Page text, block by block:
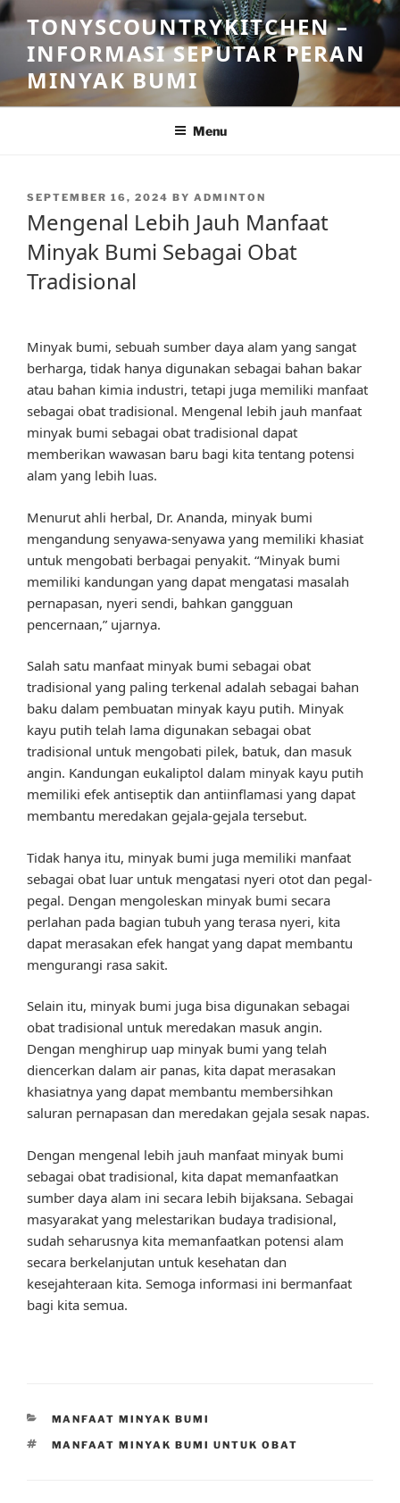
Skip
to
content
TONYSCOUNTRYKITCHEN –
INFORMASI SEPUTAR PERAN
MINYAK BUMI
Menu
POSTED
SEPTEMBER 16, 2024 BY ADMINTON
Mengenal Lebih Jauh Manfaat
Minyak Bumi Sebagai Obat
Tradisional
Minyak bumi, sebuah sumber daya alam yang sangat
berharga, tidak hanya digunakan sebagai bahan bakar
atau bahan kimia industri, tetapi juga memiliki manfaat
sebagai obat tradisional. Mengenal lebih jauh manfaat
minyak bumi sebagai obat tradisional dapat
memberikan wawasan baru bagi kita tentang potensi
alam yang lebih luas.
Menurut ahli herbal, Dr. Ananda, minyak bumi
mengandung senyawa-senyawa yang memiliki khasiat
untuk mengobati berbagai penyakit. “Minyak bumi
memiliki kandungan yang dapat mengatasi masalah
pernapasan, nyeri sendi, bahkan gangguan
pencernaan,” ujarnya.
Salah satu manfaat minyak bumi sebagai obat
tradisional yang paling terkenal adalah sebagai bahan
baku dalam pembuatan minyak kayu putih. Minyak
kayu putih telah lama digunakan sebagai obat
tradisional untuk mengobati pilek, batuk, dan masuk
angin. Kandungan eukaliptol dalam minyak kayu putih
memiliki efek antiseptik dan antiinflamasi yang dapat
membantu meredakan gejala-gejala tersebut.
Tidak hanya itu, minyak bumi juga memiliki manfaat
sebagai obat luar untuk mengatasi nyeri otot dan pegal-
pegal. Dengan mengoleskan minyak bumi secara
perlahan pada bagian tubuh yang terasa nyeri, kita
dapat merasakan efek hangat yang dapat membantu
mengurangi rasa sakit.
Selain itu, minyak bumi juga bisa digunakan sebagai
obat tradisional untuk meredakan masuk angin.
Dengan menghirup uap minyak bumi yang telah
diencerkan dalam air panas, kita dapat merasakan
khasiatnya yang dapat membantu membersihkan
saluran pernapasan dan meredakan gejala sesak napas.
Dengan mengenal lebih jauh manfaat minyak bumi
sebagai obat tradisional, kita dapat memanfaatkan
sumber daya alam ini secara lebih bijaksana. Sebagai
masyarakat yang melestarikan budaya tradisional,
sudah seharusnya kita memanfaatkan potensi alam
secara berkelanjutan untuk kesehatan dan
kesejahteraan kita. Semoga informasi ini bermanfaat
bagi kita semua.
CATEGORIES
MANFAAT MINYAK BUMI
TAGS
MANFAAT MINYAK BUMI UNTUK OBAT